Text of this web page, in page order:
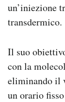
un’iniezione
transdermico.
Il suo
con la
eliminando il
un orario